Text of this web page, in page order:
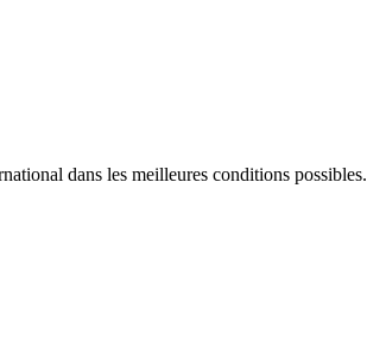
dans les meilleures conditions possibles.